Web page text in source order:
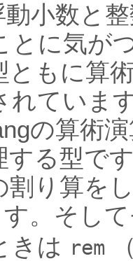
小数と
とに気が
ともに算
れていま
の算術
する型で
割り算を
。そし
きは rem